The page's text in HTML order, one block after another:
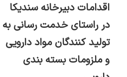
اقدامات دبیرخانه سندیکا
در راستای خدمت رسانی به
تولید کنندگان مواد دارویی
و ملزومات بسته بندی